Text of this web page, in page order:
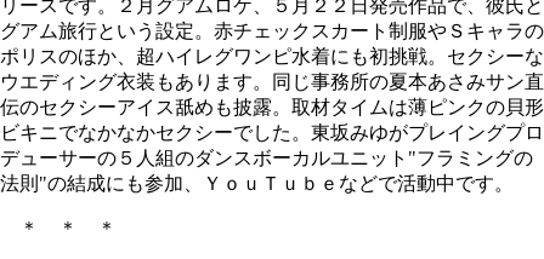
リースです。２月グアムロケ、５月２２日発売作品で、彼氏と
グアム旅行という設定。赤チェックスカート制服やＳキャラの
ポリスのほか、超ハイレグワンピ水着にも初挑戦。セクシーな
ウエディング衣装もあります。同じ事務所の夏本あさみサン直
伝のセクシーアイス舐めも披露。取材タイムは薄ピンクの貝形
ビキニでなかなかセクシーでした。東坂みゆがプレイングプロ
デューサーの５人組のダンスボーカルユニット"フラミングの
法則"の結成にも参加、ＹｏｕＴｕｂｅなどで活動中です。
＊ ＊ ＊